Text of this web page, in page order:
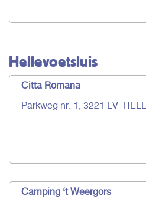
Hellevoetsluis
Citta Romana
Parkweg nr. 1, 3221 LV
Camping ‘t Weergors